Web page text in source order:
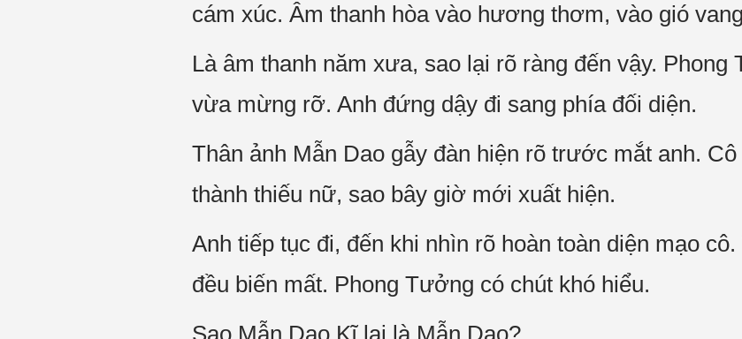
cám xúc. Âm thanh hòa vào hương thơm, vào gió
Là âm thanh năm xưa, sao lại rõ ràng đến vậy.
vừa mừng rỡ. Anh đứng dậy đi sang phía đối diện.
Thân ảnh Mẫn Dao gẫy đàn hiện rõ trước mắt anh.
thành thiếu nữ, sao bây giờ mới xuất hiện.
Anh tiếp tục đi, đến khi nhìn rõ hoàn toàn diện mạo
đều biến mất. Phong Tưởng có chút khó hiểu.
Sao Mẫn Dao Kĩ lại là Mẫn Dao?